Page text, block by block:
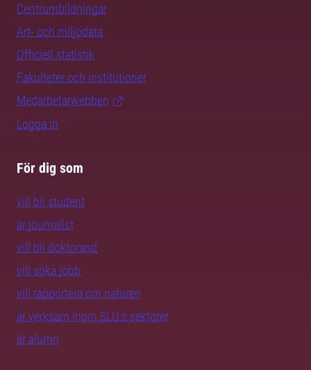
Centrumbildningar
Art- och miljödata
Officiell statistik
Fakulteter och institutioner
Medarbetarwebben
Logga in
För dig som
vill bli student
är journalist
vill bli doktorand
vill söka jobb
vill rapportera om naturen
är verksam inom SLU:s sektorer
är alumn